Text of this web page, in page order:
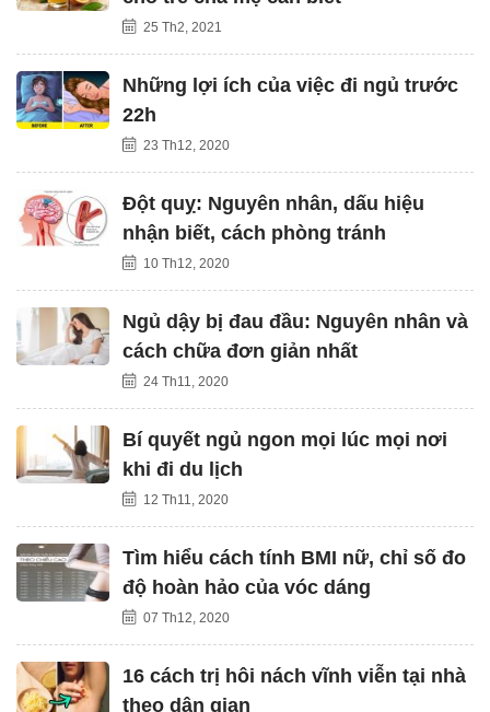
25 Th2, 2021
Những lợi ích của việc đi ngủ trước
22h
23 Th12, 2020
Đột quỵ: Nguyên nhân, dấu hiệu
nhận biết, cách phòng tránh
10 Th12, 2020
Ngủ dậy bị đau đầu: Nguyên nhân và
cách chữa đơn giản nhất
24 Th11, 2020
Bí quyết ngủ ngon mọi lúc mọi nơi
khi đi du lịch
12 Th11, 2020
Tìm hiểu cách tính BMI nữ, chỉ số đo
độ hoàn hảo của vóc dáng
07 Th12, 2020
16 cách trị hôi nách vĩnh viễn tại nhà
theo dân gian